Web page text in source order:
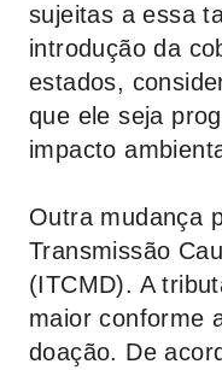
sujeitas a essa
introdução da
estados,
que ele seja
impacto
Outra mudança
Transmissão
(ITCMD). A
maior conforme
doação. De